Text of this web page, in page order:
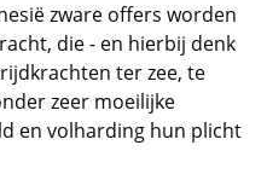
zware offers worden
die - en hierbij denk
ter zee, te
zeer moeilijke
en volharding hun plicht